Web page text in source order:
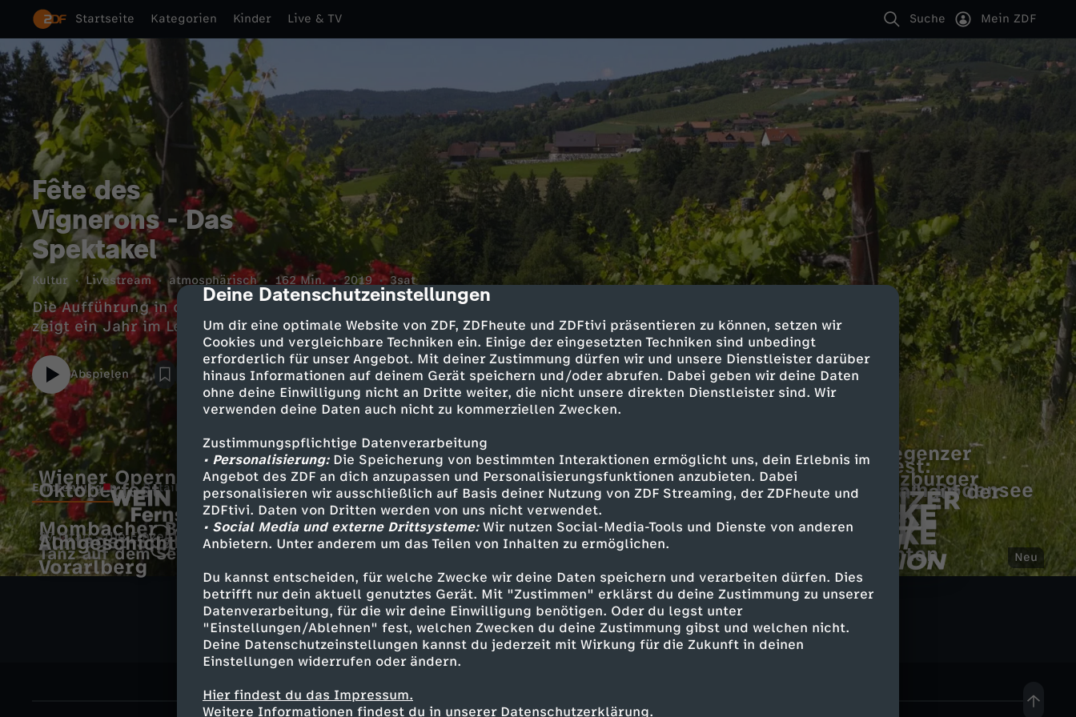
cmp-dialog-description
Deine Datenschutzeinstellungen
Um dir eine optimale Website von ZDF, ZDFheute und ZDFtivi präsentieren zu können, setzen wir
Cookies und vergleichbare Techniken ein. Einige der eingesetzten Techniken sind unbedingt
erforderlich für unser Angebot. Mit deiner Zustimmung dürfen wir und unsere Dienstleister darüber
hinaus Informationen auf deinem Gerät speichern und/oder abrufen. Dabei geben wir deine Daten
ohne deine Einwilligung nicht an Dritte weiter, die nicht unsere direkten Dienstleister sind. Wir
verwenden deine Daten auch nicht zu kommerziellen Zwecken.
Zustimmungspflichtige Datenverarbeitung
• Personalisierung:Die Speicherung von bestimmten Interaktionen ermöglicht uns, dein Erlebnis im
Angebot des ZDF an dich anzupassen und Personalisierungsfunktionen anzubieten. Dabei
personalisieren wir ausschließlich auf Basis deiner Nutzung von ZDF Streaming, der ZDFheute und
ZDFtivi. Daten von Dritten werden von uns nicht verwendet.
• Social Media und externe Drittsysteme:Wir nutzen Social-Media-Tools und Dienste von anderen
Anbietern. Unter anderem um das Teilen von Inhalten zu ermöglichen.
Du kannst entscheiden, für welche Zwecke wir deine Daten speichern und verarbeiten dürfen. Dies
betrifft nur dein aktuell genutztes Gerät. Mit "Zustimmen" erklärst du deine Zustimmung zu unserer
Datenverarbeitung, für die wir deine Einwilligung benötigen. Oder du legst unter
"Einstellungen/Ablehnen" fest, welchen Zwecken du deine Zustimmung gibst und welchen nicht.
Deine Datenschutzeinstellungen kannst du jederzeit mit Wirkung für die Zukunft in deinen
Einstellungen widerrufen oder ändern.
Hier findest du das Impressum.
Weitere Informationen findest du in unserer Datenschutzerklärung.
Startseite Kategorien Kinder Live & TV Suche Mein ZDF
Fête des
Vignerons - Das
Spektakel
Kultur Livestream atmosphärisch 162 Min. 2019 3sat
Die Aufführung in der riesigen Arena auf dem Place du Marché von Vevey
zeigt ein Jahr im Leben eines Weinbergs.
Abspielen
Empfehlungen Details
E
m
Wiener Opernball
Eine Bühne für Weltstars - 20
Jahre Grafenegg
Eröffnung der Bregenzer
Festspiele 2026
Oktoberfest Klassik unter freiem Himmel
Das Leben - ein Fest:
Barockschlösser am Bodensee
W
e
Bayern feiern
Neu
Eröffnung der Salzburger
Festspiele 2026
37 Grad - die Einzeldokus
Tanz auf dem Seil
Die Närrische Weinprobe
Verdis "La traviata" auf der
Seebühne Bregenz
Mombacher Bohnebeitel
Venetien: Schlossidylle,
Weingenuss, Klosterkultur
i
e
Schlager-Spaß mit Andy Borg
Schwaben weissblau, hurra
und helau
S
a
Neues Video
Z
SWR Kultur Musikmatinee
Schönbrunner
Frühlingsgeschichten
Almgeschichten aus
Vorarlberg
D
e
r
L
e